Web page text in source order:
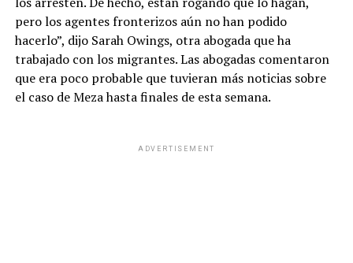
pero los agentes fronterizos aún no han podido
hacerlo”, dijo Sarah Owings, otra abogada que ha
trabajado con los migrantes. Las abogadas comentaron
que era poco probable que tuvieran más noticias sobre
el caso de Meza hasta finales de esta semana.
ADVERTISEMENT